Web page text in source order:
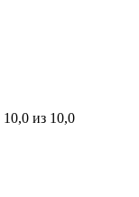
10,0 из 10,0